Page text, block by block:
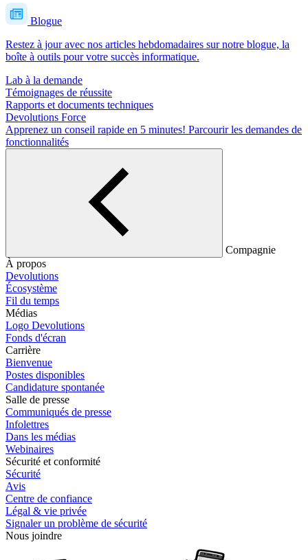
Blogue
Restez à jour avec nos articles hebdomadaires sur notre blogue, la
boîte à outils pour votre succès informatique.
Lab à la demande
Témoignages de réussite
Rapports et documents techniques
Devolutions Force
Apprenez un conseil rapide en 5 minutes! Parcourir les demandes de
fonctionnalités
Compagnie
À propos
Devolutions
Écosystème
Fil du temps
Médias
Logo Devolutions
Fonds d'écran
Carrière
Bienvenue
Postes disponibles
Candidature spontanée
Salle de presse
Communiqués de presse
Infolettres
Dans les médias
Webinaires
Sécurité et conformité
Sécurité
Avis
Centre de confiance
Légal & vie privée
Signaler un problème de sécurité
Nous joindre